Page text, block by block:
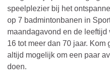
speelplezier bij het
op 7 badmintonbanen in
maandagavond en de
16 tot meer dan 70 jaar. Kom
altijd mogelijk om een paar
doen.